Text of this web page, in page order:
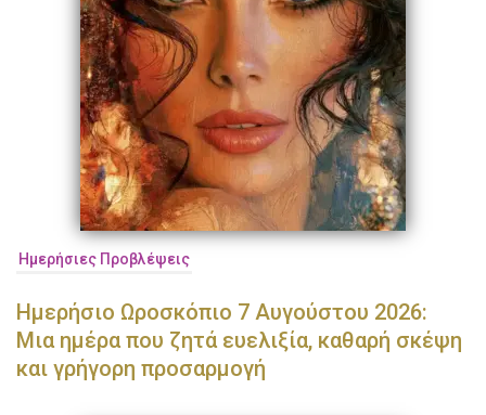
Ημερήσιες Προβλέψεις
Ημερήσιο Ωροσκόπιο 7 Αυγούστου 2026:
Μια ημέρα που ζητά ευελιξία, καθαρή σκέψη
και γρήγορη προσαρμογή